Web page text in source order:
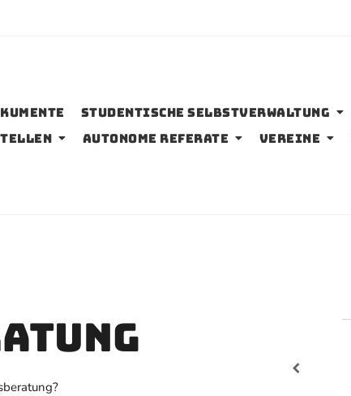
Studentische Selbstverwaltung
Autonome Referate Vereine